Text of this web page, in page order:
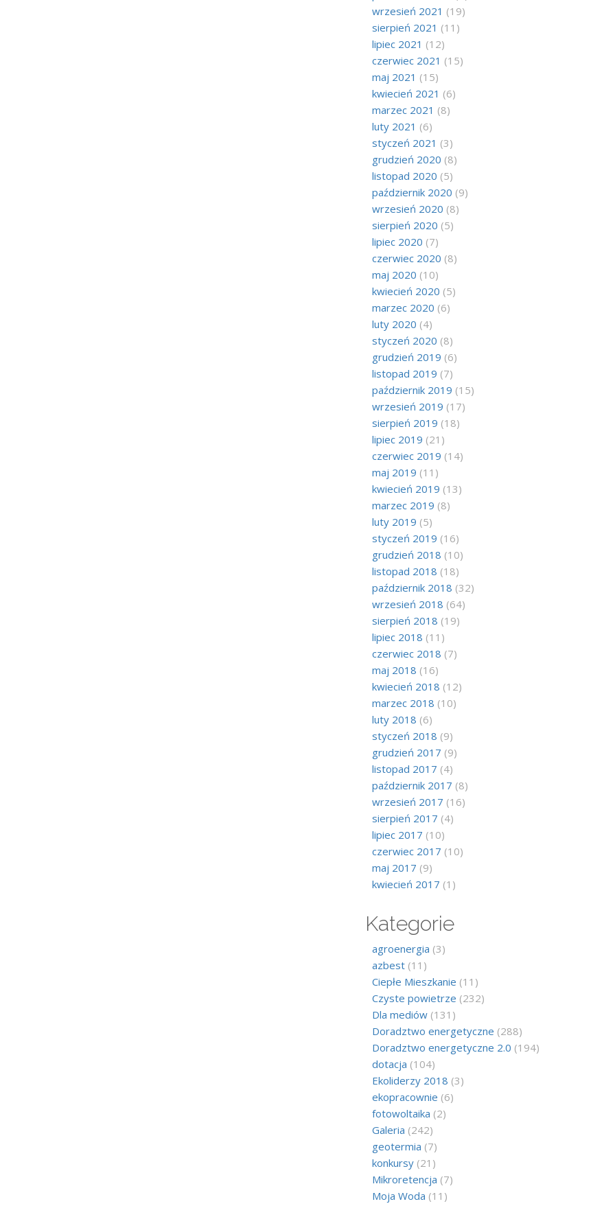
wrzesień 2021 (19)
sierpień 2021 (11)
lipiec 2021 (12)
czerwiec 2021 (15)
maj 2021 (15)
kwiecień 2021 (6)
marzec 2021 (8)
luty 2021 (6)
styczeń 2021 (3)
grudzień 2020 (8)
listopad 2020 (5)
październik 2020 (9)
wrzesień 2020 (8)
sierpień 2020 (5)
lipiec 2020 (7)
czerwiec 2020 (8)
maj 2020 (10)
kwiecień 2020 (5)
marzec 2020 (6)
luty 2020 (4)
styczeń 2020 (8)
grudzień 2019 (6)
listopad 2019 (7)
październik 2019 (15)
wrzesień 2019 (17)
sierpień 2019 (18)
lipiec 2019 (21)
czerwiec 2019 (14)
maj 2019 (11)
kwiecień 2019 (13)
marzec 2019 (8)
luty 2019 (5)
styczeń 2019 (16)
grudzień 2018 (10)
listopad 2018 (18)
październik 2018 (32)
wrzesień 2018 (64)
sierpień 2018 (19)
lipiec 2018 (11)
czerwiec 2018 (7)
maj 2018 (16)
kwiecień 2018 (12)
marzec 2018 (10)
luty 2018 (6)
styczeń 2018 (9)
grudzień 2017 (9)
listopad 2017 (4)
październik 2017 (8)
wrzesień 2017 (16)
sierpień 2017 (4)
lipiec 2017 (10)
czerwiec 2017 (10)
maj 2017 (9)
kwiecień 2017 (1)
Kategorie
agroenergia (3)
azbest(11)
Ciepłe Mieszkanie (11)
Czyste powietrze (232)
Dla mediów(131)
Doradztwo energetyczne (288)
Doradztwo energetyczne 2.0 (194)
dotacja (104)
Ekoliderzy 2018 (3)
ekopracownie (6)
fotowoltaika (2)
Galeria (242)
geotermia (7)
konkursy(21)
Mikroretencja (7)
Moja Woda (11)